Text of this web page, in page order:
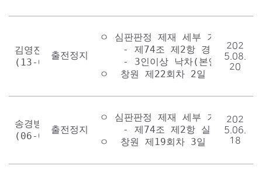
김영진
(13-006)
출전정지 1회
ㅇ 심판판정 제재 세부 기준표
- 제74조 제2항 경고(상호복
- 3인이상 낙차(본인포함)시
ㅇ  창원 제22회차 2일 선발 2경
202
5.08.
20
송경방
(06-022)
출전정지 1회
ㅇ 심판판정 제재 세부 기준표
- 제74조 제2항 실격을 받은
ㅇ  창원 제19회차 3일 우수 3경
202
5.06.
18